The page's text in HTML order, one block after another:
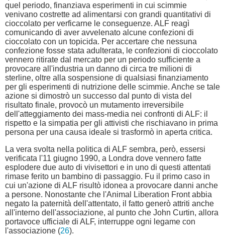
quel periodo, finanziava esperimenti in cui scimmie
venivano costrette ad alimentarsi con grandi quantitativi di
cioccolato per verficarne le conseguenze. ALF reagì
comunicando di aver avvelenato alcune confezioni di
cioccolato con un topicida. Per accertare che nessuna
confezione fosse stata adulterata, le confezioni di cioccolato
vennero ritirate dal mercato per un periodo sufficiente a
provocare all'industria un danno di circa tre milioni di
sterline, oltre alla sospensione di qualsiasi finanziamento
per gli esperimenti di nutrizione delle scimmie. Anche se tale
azione si dimostrò un successo dal punto di vista del
risultato finale, provocò un mutamento irreversibile
dell'atteggiamento dei mass-media nei confronti di ALF: il
rispetto e la simpatia per gli attivisti che rischiavano in prima
persona per una causa ideale si trasformò in aperta critica.
La vera svolta nella politica di ALF sembra, però, essersi
verificata l'11 giugno 1990, a Londra dove vennero fatte
esplodere due auto di vivisettori e in uno di questi attentati
rimase ferito un bambino di passaggio. Fu il primo caso in
cui un'azione di ALF risultò idonea a provocare danni anche
a persone. Nonostante che l'Animal Liberation Front abbia
negato la paternità dell'attentato, il fatto generò attriti anche
all'interno dell'associazione, al punto che John Curtin, allora
portavoce ufficiale di ALF, interruppe ogni legame con
l'associazione (26).